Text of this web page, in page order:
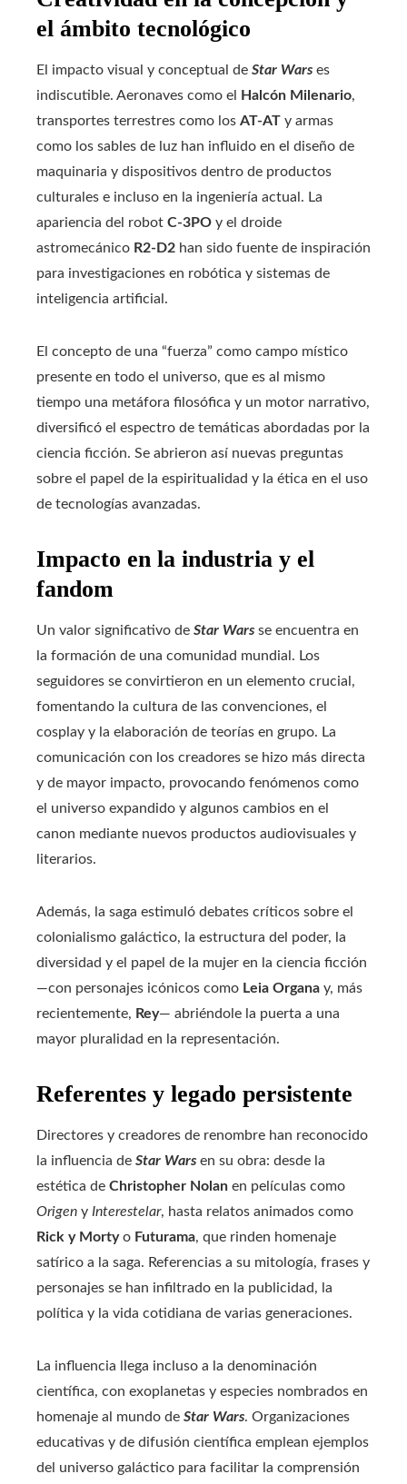
el ámbito tecnológico
El impacto visual y conceptual de Star Wars es
indiscutible. Aeronaves como el
Halcón Milenario,
transportes terrestres como los AT-AT y armas
como los sables de luz han influido en el diseño de
maquinaria y dispositivos dentro de productos
culturales e incluso en la ingeniería actual. La
apariencia del robot C-3PO y el droide
astromecánico R2-D2 han sido fuente de inspiración
para investigaciones en robótica y sistemas de
inteligencia artificial.
El concepto de una “fuerza” como campo místico
presente en todo el universo, que es al mismo
tiempo una metáfora filosófica y un motor narrativo,
diversificó el espectro de temáticas abordadas por la
ciencia ficción. Se abrieron así nuevas preguntas
sobre el papel de la espiritualidad y la ética en el uso
de tecnologías avanzadas.
Impacto en la industria y el
fandom
Un valor significativo de Star Wars se encuentra en
la formación de una comunidad mundial. Los
seguidores se convirtieron en un elemento crucial,
fomentando la cultura de las convenciones, el
cosplay y la elaboración de teorías en grupo. La
comunicación con los creadores se hizo más directa
y de mayor impacto, provocando fenómenos como
el universo expandido y algunos cambios en el
canon mediante nuevos productos audiovisuales y
literarios.
Además, la saga estimuló debates críticos sobre el
colonialismo galáctico, la estructura del poder, la
diversidad y el papel de la mujer en la ciencia ficción
—con personajes icónicos como Leia Organa y, más
recientemente, Rey— abriéndole la puerta a una
mayor pluralidad en la representación.
Referentes y legado persistente
Directores y creadores de renombre han reconocido
la influencia de Star Wars en su obra: desde la
estética de Christopher Nolan en películas como
Origen y Interestelar, hasta relatos animados como
Rick y Mortyo Futurama, que rinden homenaje
satírico a la saga. Referencias a su mitología, frases y
personajes se han infiltrado en la publicidad, la
política y la vida cotidiana de varias generaciones.
La influencia llega incluso a la denominación
científica, con exoplanetas y especies nombrados en
homenaje al mundo de Star Wars. Organizaciones
educativas y de difusión científica emplean ejemplos
del universo galáctico para facilitar la comprensión